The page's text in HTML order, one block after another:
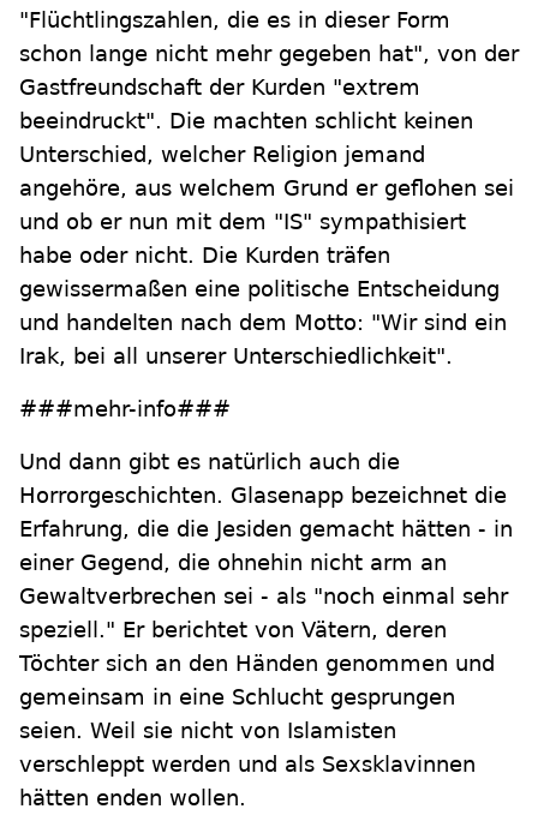
"Flüchtlingszahlen, die es in dieser Form
schon lange nicht mehr gegeben hat", von der
Gastfreundschaft der Kurden "extrem
beeindruckt". Die machten schlicht keinen
Unterschied, welcher Religion jemand
angehöre, aus welchem Grund er geflohen sei
und ob er nun mit dem "IS" sympathisiert
habe oder nicht. Die Kurden träfen
gewissermaßen eine politische Entscheidung
und handelten nach dem Motto: "Wir sind ein
Irak, bei all unserer Unterschiedlichkeit".
###mehr-info###
Und dann gibt es natürlich auch die
Horrorgeschichten. Glasenapp bezeichnet die
Erfahrung, die die Jesiden gemacht hätten - in
einer Gegend, die ohnehin nicht arm an
Gewaltverbrechen sei - als "noch einmal sehr
speziell." Er berichtet von Vätern, deren
Töchter sich an den Händen genommen und
gemeinsam in eine Schlucht gesprungen
seien. Weil sie nicht von Islamisten
verschleppt werden und als Sexsklavinnen
hätten enden wollen.